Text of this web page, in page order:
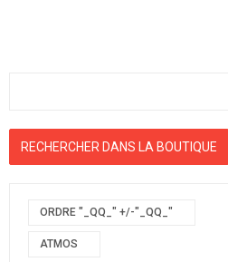
ORDRE "_QQ_" +/-"_QQ_"
ATMOS